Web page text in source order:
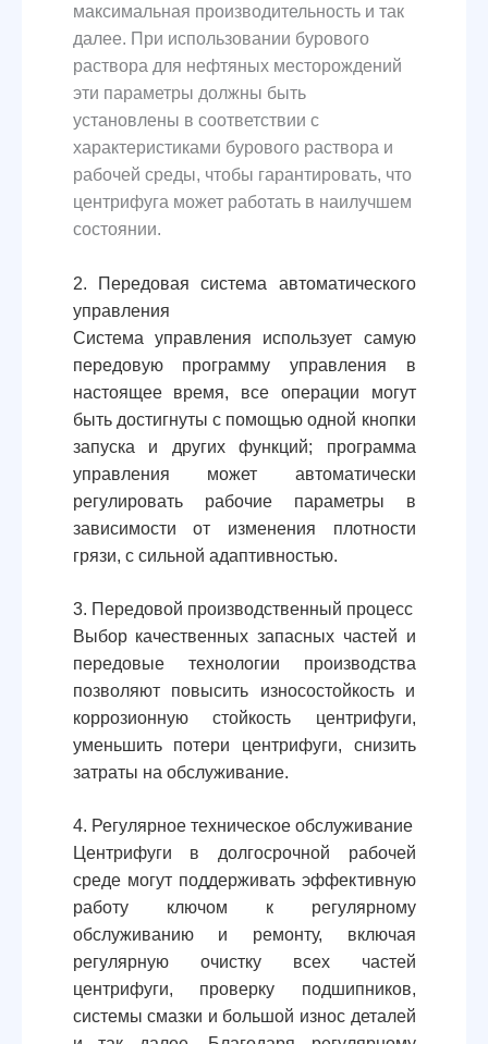
максимальная производительность и так
далее. При использовании бурового
раствора для нефтяных месторождений
эти параметры должны быть
установлены в соответствии с
характеристиками бурового раствора и
рабочей среды, чтобы гарантировать, что
центрифуга может работать в наилучшем
состоянии.
2. Передовая система автоматического
управления
Система управления использует самую
передовую программу управления в
настоящее время, все операции могут
быть достигнуты с помощью одной кнопки
запуска и других функций; программа
управления может автоматически
регулировать рабочие параметры в
зависимости от изменения плотности
грязи, с сильной адаптивностью.
3. Передовой производственный процесс
Выбор качественных запасных частей и
передовые технологии производства
позволяют повысить износостойкость и
коррозионную стойкость центрифуги,
уменьшить потери центрифуги, снизить
затраты на обслуживание.
4. Регулярное техническое обслуживание
Центрифуги в долгосрочной рабочей
среде могут поддерживать эффективную
работу ключом к регулярному
обслуживанию и ремонту, включая
регулярную очистку всех частей
центрифуги, проверку подшипников,
системы смазки и большой износ деталей